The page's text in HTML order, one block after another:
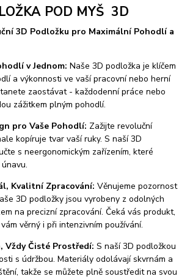
POD MYŠ 3D
3D Podložku pro Maximální Pohodlí a
v Jednom: Naše 3D podložka je klíčem
a výkonnosti ve vaší pracovní nebo herní
zaostávat - každodenní práce nebo
zážitkem plným pohodlí.
pro Vaše Pohodlí: Zažijte revoluční
kopíruje tvar vaší ruky. S naší 3D
s neergonomickým zařízením, které
Kvalitní Zpracování: Věnujeme pozornost
3D podložky jsou vyrobeny z odolných
na precizní zpracování. Čeká vás produkt,
věrný i při intenzivním používání.
Vždy Čisté Prostředí: S naší 3D podložkou
s údržbou. Materiály odolávají skvrnám a
takže se můžete plně soustředit na svou